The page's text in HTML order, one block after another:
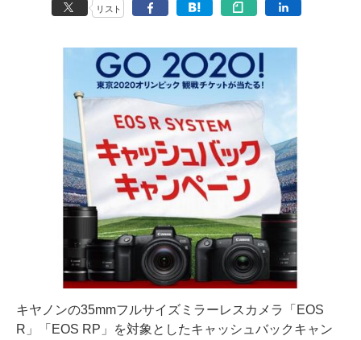
リスト
キヤノンの35mmフルサイズミラーレスカメラ「EOS
R」「EOS RP」を対象としたキャッシュバックキャン